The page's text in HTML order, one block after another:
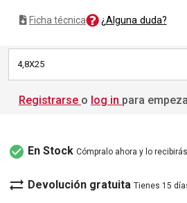
Ficha técnica ¿Alguna duda?
4,8X25
Registrarse o log in para
check_circle En Stock Cómpralo ahora y lo
sync_alt Devolución gratuita Tienes 15